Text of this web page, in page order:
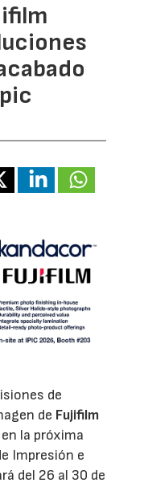
de
de Fujifilm
la próxima
Impresión e
del 26 al 30 de